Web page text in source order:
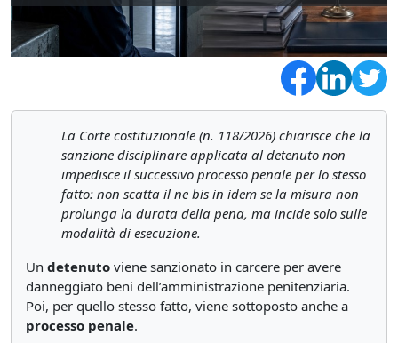
La Corte costituzionale (n. 118/2026) chiarisce che la
sanzione disciplinare applicata al detenuto non
impedisce il successivo processo penale per lo stesso
fatto: non scatta il ne bis in idem se la misura non
prolunga la durata della pena, ma incide solo sulle
modalità di esecuzione.
Un detenuto viene sanzionato in carcere per avere
danneggiato beni dell’amministrazione penitenziaria.
Poi, per quello stesso fatto, viene sottoposto anche a
processo penale.